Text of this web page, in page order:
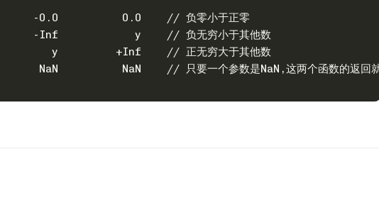
-0.0          0.0    // 负零小于正零
-Inf            y    // 负无穷小于其他数
y         +Inf    // 正无穷大于其他数
NaN          NaN    // 只要一个参数是NaN,这两个函数的返回就